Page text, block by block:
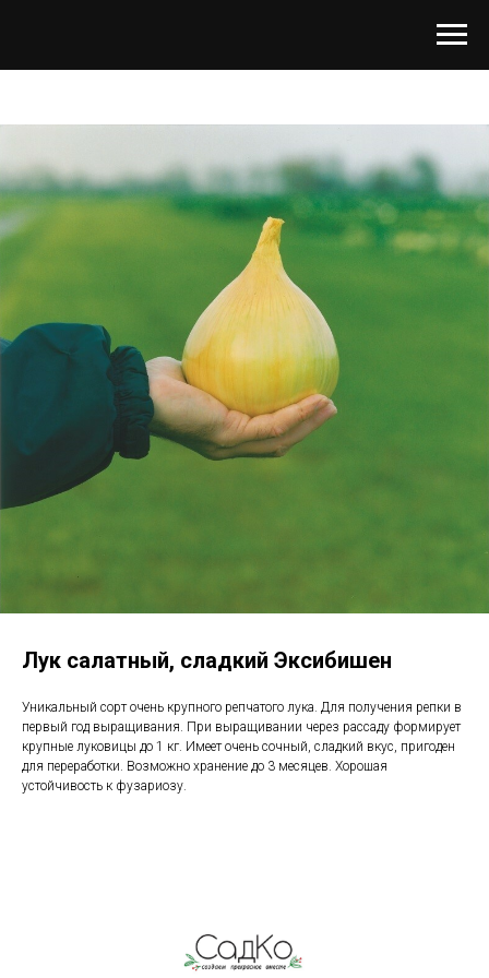
Лук салатный, сладкий Эксибишен
Уникальный сорт очень крупного репчатого лука. Для получения репки в
первый год выращивания. При выращивании через рассаду формирует
крупные луковицы до 1 кг. Имеет очень сочный, сладкий вкус, пригоден
для переработки. Возможно хранение до 3 месяцев. Хорошая
устойчивость к фузариозу.